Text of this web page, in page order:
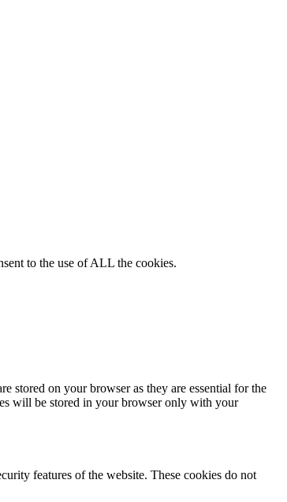
to the use of ALL the cookies.
stored on your browser as they are essential for the
will be stored in your browser only with your
features of the website. These cookies do not